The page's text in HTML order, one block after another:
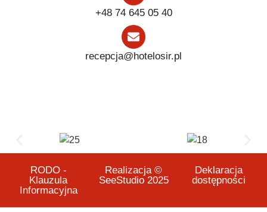
+48 74 645 05 40
recepcja@hotelosir.pl
RODO -
Klauzula
Informacyjna
Realizacja ©
SeeStudio 2025
Deklaracja
dostępności